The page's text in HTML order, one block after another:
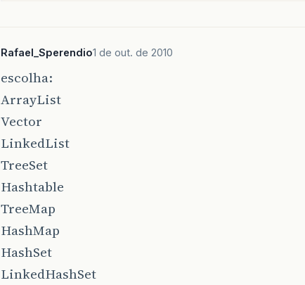
Rafael_Sperendio1 de out. de 2010
escolha:
ArrayList
Vector
LinkedList
TreeSet
Hashtable
TreeMap
HashMap
HashSet
LinkedHashSet